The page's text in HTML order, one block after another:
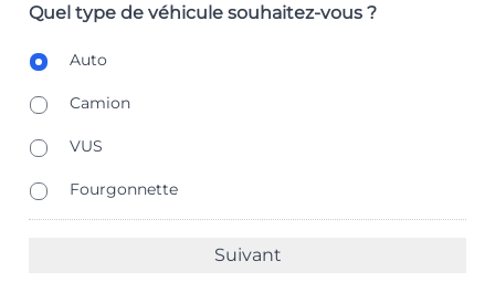
Quel type de véhicule souhaitez-vous ?
B
d
T
p
Auto
Camion
VUS
Fourgonnette